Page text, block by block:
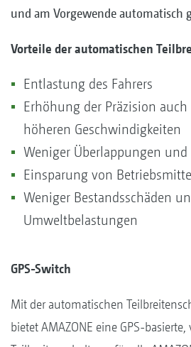
und am Vorgewende automatisch
Vorteile der automatischen
Entlastung des Fahrers
Erhöhung der Präzision
höheren Geschwindigkeiten
Weniger Überlappungen und
Einsparung von
Weniger Bestandsschäden
Umweltbelastungen
GPS-Switch
Mit der automatischen
bietet AMAZONE eine GPS-